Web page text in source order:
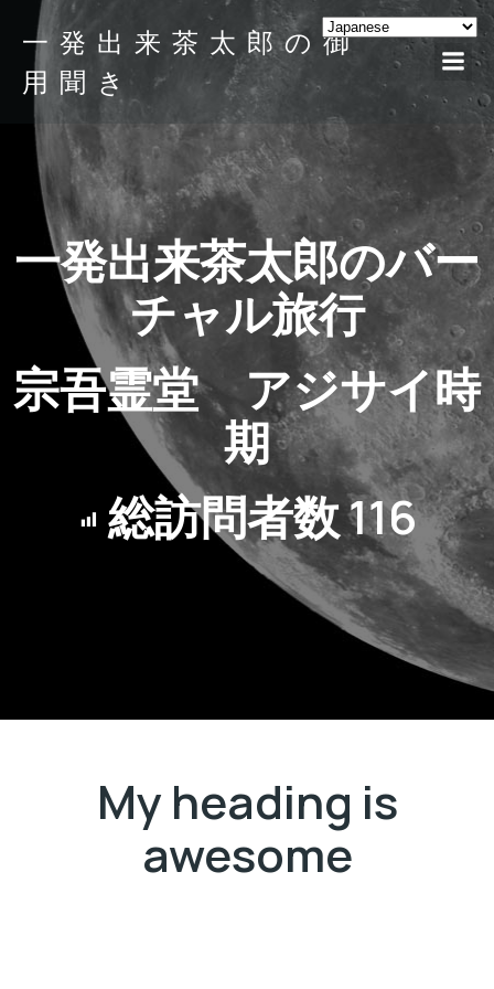
一発出来茶太郎の御
用聞き
一発出来茶太郎のバー
チャル旅行
宗吾霊堂 アジサイ時
期
総訪問者数116
My heading is
awesome